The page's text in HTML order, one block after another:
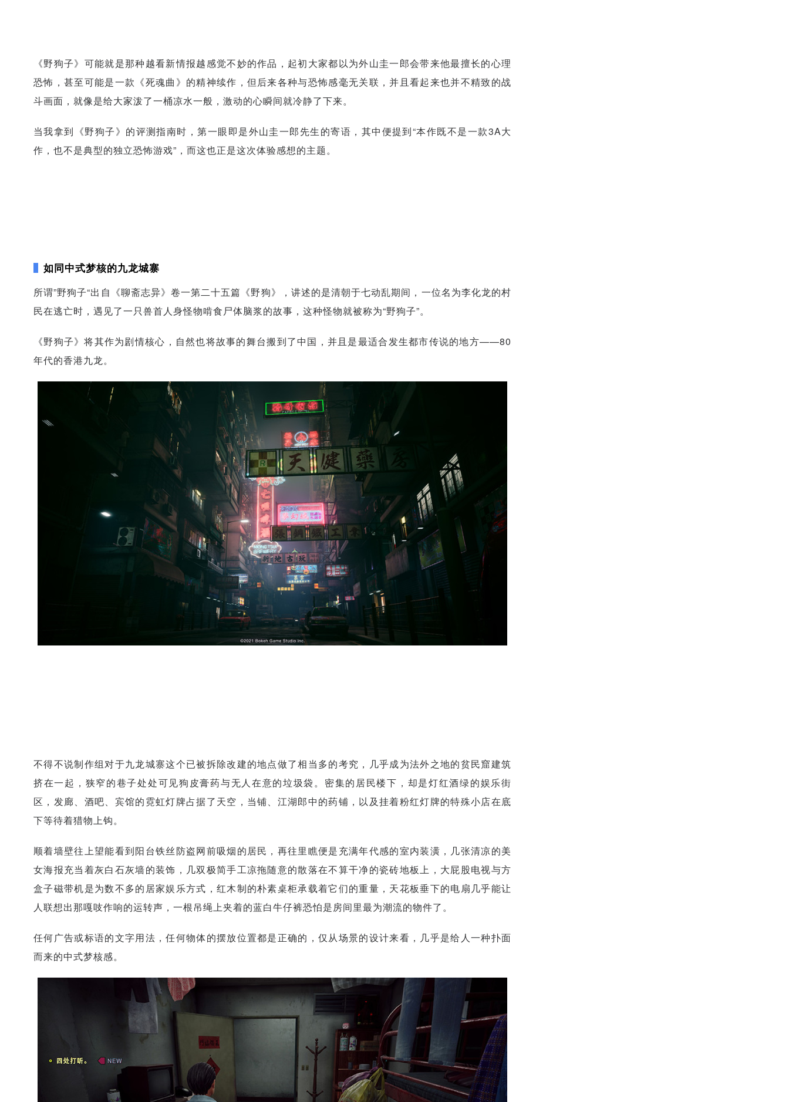
《野狗子》可能就是那种越看新情报越感觉不妙的作品，起初大家都以为外山圭一郎会带来他最擅长的心理
恐怖，甚至可能是一款《死魂曲》的精神续作，但后来各种与恐怖感毫无关联，并且看起来也并不精致的战
斗画面，就像是给大家泼了一桶凉水一般，激动的心瞬间就冷静了下来。
当我拿到《野狗子》的评测指南时，第一眼即是外山圭一郎先生的寄语，其中便提到“本作既不是一款3A大
作，也不是典型的独立恐怖游戏”，而这也正是这次体验感想的主题。
如同中式梦核的九龙城寨
所谓”野狗子“出自《聊斋志异》卷一第二十五篇《野狗》，讲述的是清朝于七动乱期间，一位名为李化龙的村
民在逃亡时，遇见了一只兽首人身怪物啃食尸体脑浆的故事，这种怪物就被称为“野狗子”。
《野狗子》将其作为剧情核心，自然也将故事的舞台搬到了中国，并且是最适合发生都市传说的地方——80
年代的香港九龙。
不得不说制作组对于九龙城寨这个已被拆除改建的地点做了相当多的考究，几乎成为法外之地的贫民窟建筑
挤在一起，狭窄的巷子处处可见狗皮膏药与无人在意的垃圾袋。密集的居民楼下，却是灯红酒绿的娱乐街
区，发廊、酒吧、宾馆的霓虹灯牌占据了天空，当铺、江湖郎中的药铺，以及挂着粉红灯牌的特殊小店在底
下等待着猎物上钩。
顺着墙壁往上望能看到阳台铁丝防盗网前吸烟的居民，再往里瞧便是充满年代感的室内装潢，几张清凉的美
女海报充当着灰白石灰墙的装饰，几双极简手工凉拖随意的散落在不算干净的瓷砖地板上，大屁股电视与方
盒子磁带机是为数不多的居家娱乐方式，红木制的朴素桌柜承载着它们的重量，天花板垂下的电扇几乎能让
人联想出那嘎吱作响的运转声，一根吊绳上夹着的蓝白牛仔裤恐怕是房间里最为潮流的物件了。
任何广告或标语的文字用法，任何物体的摆放位置都是正确的，仅从场景的设计来看，几乎是给人一种扑面
而来的中式梦核感。